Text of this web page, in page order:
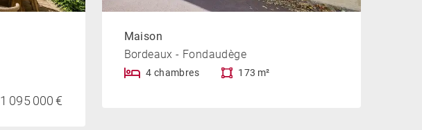
1 095 000 €
Maison
Bordeaux - Fondaudège
4 chambres 173 m²